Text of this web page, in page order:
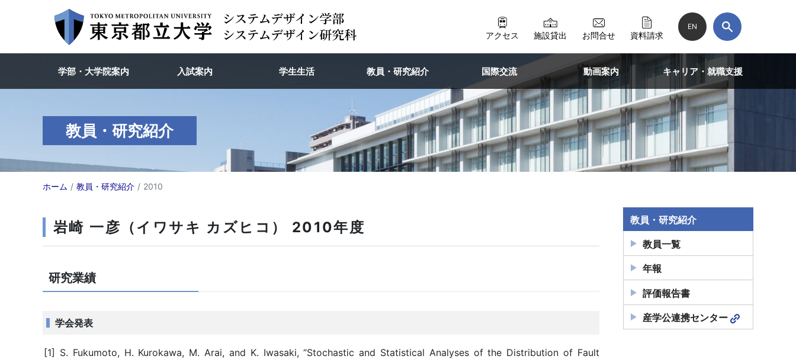
アクセス 施設貸出 お問合せ 資料請求
EN
学部・大学院案内 入試案内 学生生活 教員・研究紹介 国際交流 動画案内 キャリア・就職支援
教員・研究紹介
ホーム 教員・研究紹介 2010
岩崎 一彦（イワサキ カズヒコ） 2010年度
研究業績
学会発表
[1] S. Fukumoto, H. Kurokawa, M. Arai, and K. Iwasaki, “Stochastic and Statistical Analyses of the Distribution of Fault
教員・研究紹介
教員一覧
年報
評価報告書
産学公連携センター